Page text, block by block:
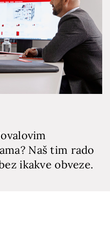
Naš tim rado
ikakve obveze.